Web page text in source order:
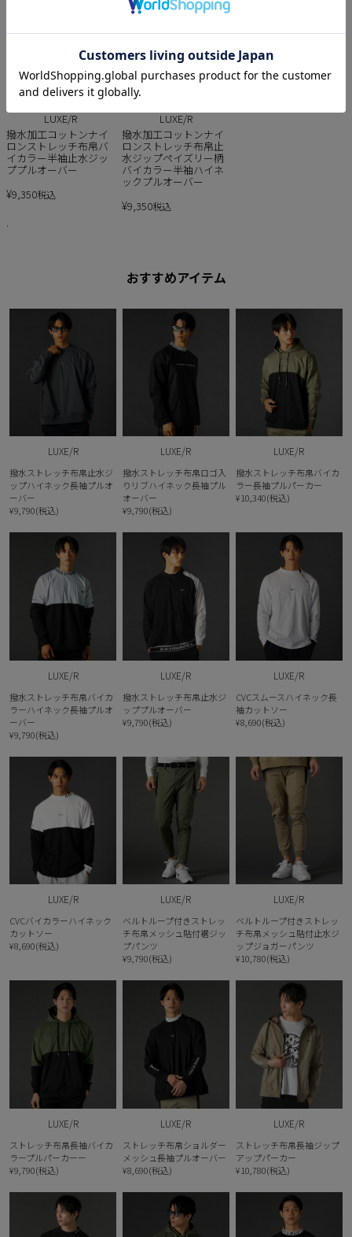
LUXE/R
撥水加工コットンナイ
ロンストレッチ布帛バ
イカラー半袖止水ジッ
ププルオーバー
¥9,350税込
LUXE/R
撥水加工コットンナイ
ロンストレッチ布帛止
水ジップペイズリー柄
バイカラー半袖ハイネ
ックプルオーバー
¥9,350税込
.
おすすめアイテム
LUXE/R
撥水ストレッチ布帛止水ジ
ップハイネック長袖プルオ
ーバー
¥9,790(税込)
LUXE/R
撥水ストレッチ布帛ロゴ入
りリブハイネック長袖プル
オーバー
¥9,790(税込)
LUXE/R
撥水ストレッチ布帛バイカ
ラー長袖プルパーカー
¥10,340(税込)
LUXE/R
撥水ストレッチ布帛バイカ
ラーハイネック長袖プルオ
ーバー
¥9,790(税込)
LUXE/R
撥水ストレッチ布帛止水ジ
ッププルオーバー
¥9,790(税込)
LUXE/R
CVCスムースハイネック長
袖カットソー
¥8,690(税込)
LUXE/R
CVCバイカラーハイネック
カットソー
¥8,690(税込)
LUXE/R
ベルトループ付きストレッ
チ布帛メッシュ貼付裾ジッ
プパンツ
¥9,790(税込)
LUXE/R
ベルトループ付きストレッ
チ布帛メッシュ貼付止水ジ
ップジョガーパンツ
¥10,780(税込)
LUXE/R
ストレッチ布帛長袖バイカ
ラープルパーカーー
¥9,790(税込)
LUXE/R
ストレッチ布帛ショルダー
メッシュ長袖プルオーバー
¥8,690(税込)
LUXE/R
ストレッチ布帛長袖ジップ
アップパーカー
¥10,780(税込)